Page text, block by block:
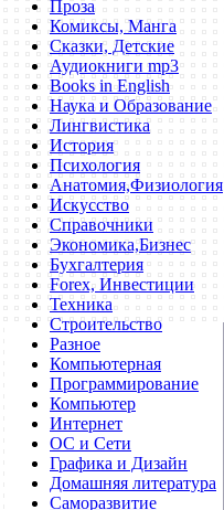
Проза
Комиксы, Манга
Сказки, Детские
Аудиокниги mp3
Books in English
Наука и Образование
Лингвистика
История
Психология
Анатомия,Физиология
Искусство
Справочники
Экономика,Бизнес
Бухгалтерия
Forex, Инвестиции
Техника
Строительство
Разное
Компьютерная
Программирование
Компьютер
Интернет
ОС и Сети
Графика и Дизайн
Домашняя литература
Саморазвитие